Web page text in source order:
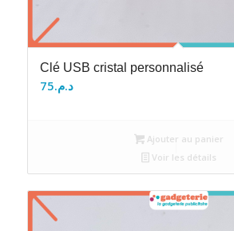
Clé USB cristal personnalisé
د.م.75
Ajouter au panier
Voir les détails